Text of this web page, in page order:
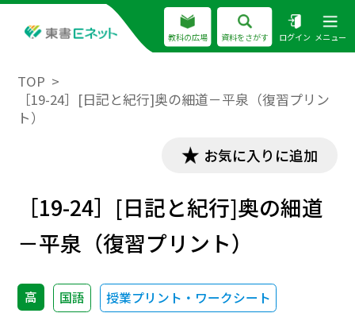
教科の広場 資料をさがす ログイン メニュー
TOP
［19-24］[日記と紀行]奥の細道－平泉（復習プリン
ト）
お気に入りに追加
［19-24］[日記と紀行]奥の細道
－平泉（復習プリント）
高 国語 授業プリント・ワークシート